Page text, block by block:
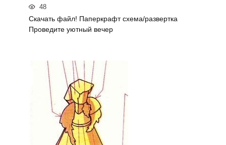
48
Скачать файл! Паперкрафт схема/развертка
Проведите уютный вечер